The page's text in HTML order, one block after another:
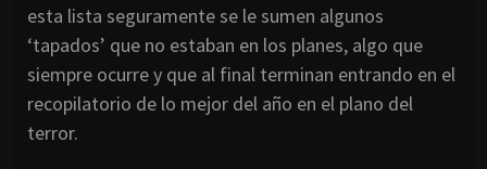
esta lista seguramente se le sumen algunos
‘tapados’ que no estaban en los planes, algo que
siempre ocurre y que al final terminan entrando en el
recopilatorio de lo mejor del año en el plano del
terror.